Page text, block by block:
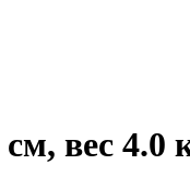
см, вес